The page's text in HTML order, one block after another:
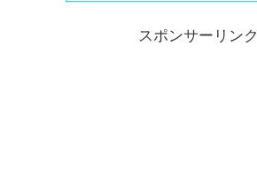
スポンサーリンク